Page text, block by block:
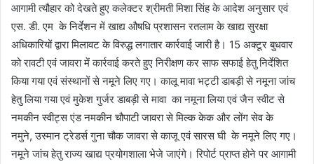
आगामी त्यौहार को देखते हुए कलेक्टर श्रीमती मिशा सिंह के आदेश अनुसार एवं
एस. डी. एम के निर्देशन में खाद्य औषधि प्रशासन रतलाम के खाद्य सुरक्षा
अधिकारियों द्वारा मिलावट के विरुद्ध लगातार कार्रवाई जारी है। 15 अक्टूर बुधवार
को रावटी एवं जावरा में कार्रवाई करते हुए निरीक्षण कर साफ सफाई हेतु निर्देशित
किया गया एवं संस्थानों से नमूने लिए गए। कालू मावा भट्टी डाबड़ी से नमूना जांच
हेतु लिया गया एवं मुकेश गुर्जर डाबड़ी से मावा का नमूना लिया एवं जैन स्वीट से
नमकीन स्वीट्स एंड नमकीन चौपाटी जावरा से मिल्क केक और लोंग सेव के
नमुने, उस्मान ट्रेडर्स गुना चौक जावरा से काजू एवं सारस घी के नमूने लिए गए।
नमूने जांच हेतु राज्य खाद्य प्रयोगशाला भेजे जाएंगे। रिपोर्ट प्राप्त होने पर आगामी